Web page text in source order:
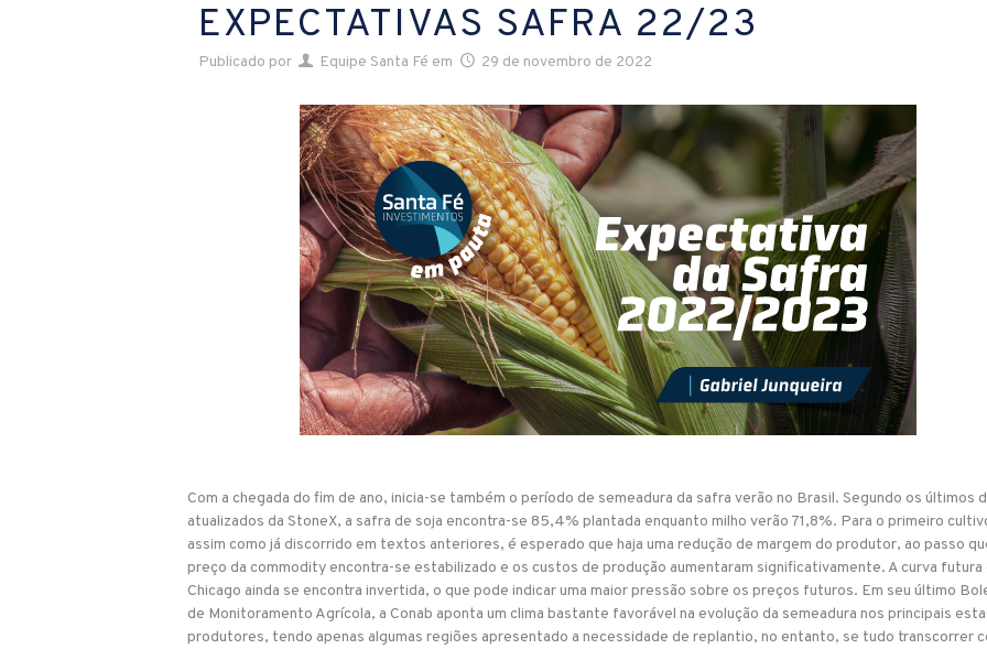
EXPECTATIVAS SAFRA 22/23
Publicado por Equipe Santa Fé em 29 de novembro de 2022
Com a chegada do fim de ano, inicia-se também o período de semeadura da safra verão no Brasil. Segundo os últimos
atualizados da StoneX, a safra de soja encontra-se 85,4% plantada enquanto milho verão 71,8%. Para o primeiro
assim como já discorrido em textos anteriores, é esperado que haja uma redução de margem do produtor, ao passo
preço da commodity encontra-se estabilizado e os custos de produção aumentaram significativamente. A curva futura
Chicago ainda se encontra invertida, o que pode indicar uma maior pressão sobre os preços futuros. Em seu último
de Monitoramento Agrícola, a Conab aponta um clima bastante favorável na evolução da semeadura nos principais
produtores, tendo apenas algumas regiões apresentado a necessidade de replantio, no entanto, se tudo transcorrer